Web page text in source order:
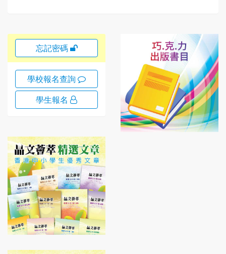
忘記密碼
學校報名查詢
學生報名